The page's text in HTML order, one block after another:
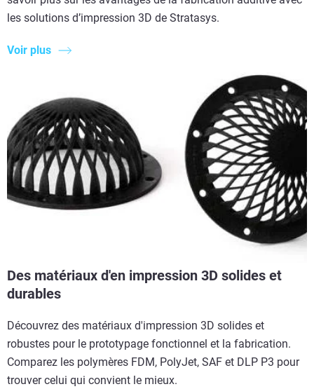
les solutions d’impression 3D de Stratasys.
Voir plus
Des matériaux d'en impression 3D solides et
durables
Découvrez des matériaux d'impression 3D solides et
robustes pour le prototypage fonctionnel et la fabrication.
Comparez les polymères FDM, PolyJet, SAF et DLP P3 pour
trouver celui qui convient le mieux.